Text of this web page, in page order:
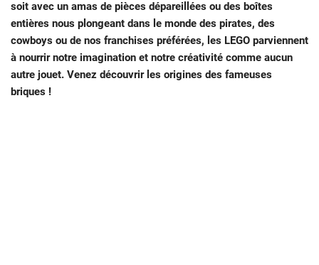
soit avec un amas de pièces dépareillées ou des boîtes
entières nous plongeant dans le monde des pirates, des
cowboys ou de nos franchises préférées, les LEGO parviennent
à nourrir notre imagination et notre créativité comme aucun
autre jouet. Venez découvrir les origines des fameuses
briques !